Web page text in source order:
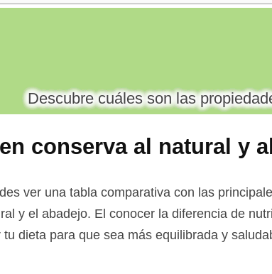
conserva al natural y
Descubre cuáles son las
ver una tabla comparativa con las
y el abadejo. El conocer la diferencia de
dieta para que sea más equilibrada y